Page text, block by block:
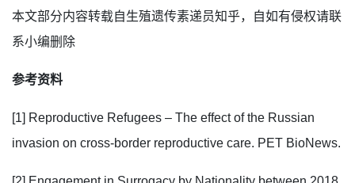
本文部分内容转载自生殖遗传素递员知乎，自如有侵权请联
系小编删除
参考资料
[1] Reproductive Refugees – The effect of the Russian
invasion on cross-border reproductive care. PET BioNews.